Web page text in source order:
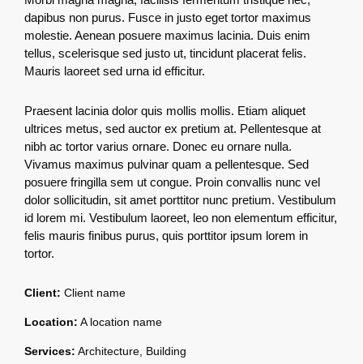
dapibus non purus. Fusce in justo eget tortor maximus
molestie. Aenean posuere maximus lacinia. Duis enim
tellus, scelerisque sed justo ut, tincidunt placerat felis.
Mauris laoreet sed urna id efficitur.
Praesent lacinia dolor quis mollis mollis. Etiam aliquet
ultrices metus, sed auctor ex pretium at. Pellentesque at
nibh ac tortor varius ornare. Donec eu ornare nulla.
Vivamus maximus pulvinar quam a pellentesque. Sed
posuere fringilla sem ut congue. Proin convallis nunc vel
dolor sollicitudin, sit amet porttitor nunc pretium. Vestibulum
id lorem mi. Vestibulum laoreet, leo non elementum efficitur,
felis mauris finibus purus, quis porttitor ipsum lorem in
tortor.
Client: Client name
Location: A location name
Services: Architecture, Building